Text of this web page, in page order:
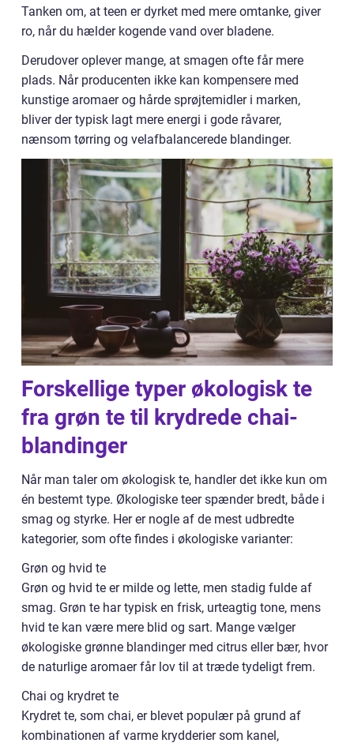
Tanken om, at teen er dyrket med mere omtanke, giver
ro, når du hælder kogende vand over bladene.
Derudover oplever mange, at smagen ofte får mere
plads. Når producenten ikke kan kompensere med
kunstige aromaer og hårde sprøjtemidler i marken,
bliver der typisk lagt mere energi i gode råvarer,
nænsom tørring og velafbalancerede blandinger.
Forskellige typer økologisk te
fra grøn te til krydrede chai-
blandinger
Når man taler om økologisk te, handler det ikke kun om
én bestemt type. Økologiske teer spænder bredt, både i
smag og styrke. Her er nogle af de mest udbredte
kategorier, som ofte findes i økologiske varianter:
Grøn og hvid te
Grøn og hvid te er milde og lette, men stadig fulde af
smag. Grøn te har typisk en frisk, urteagtig tone, mens
hvid te kan være mere blid og sart. Mange vælger
økologiske grønne blandinger med citrus eller bær, hvor
de naturlige aromaer får lov til at træde tydeligt frem.
Chai og krydret te
Krydret te, som chai, er blevet populær på grund af
kombinationen af varme krydderier som kanel,